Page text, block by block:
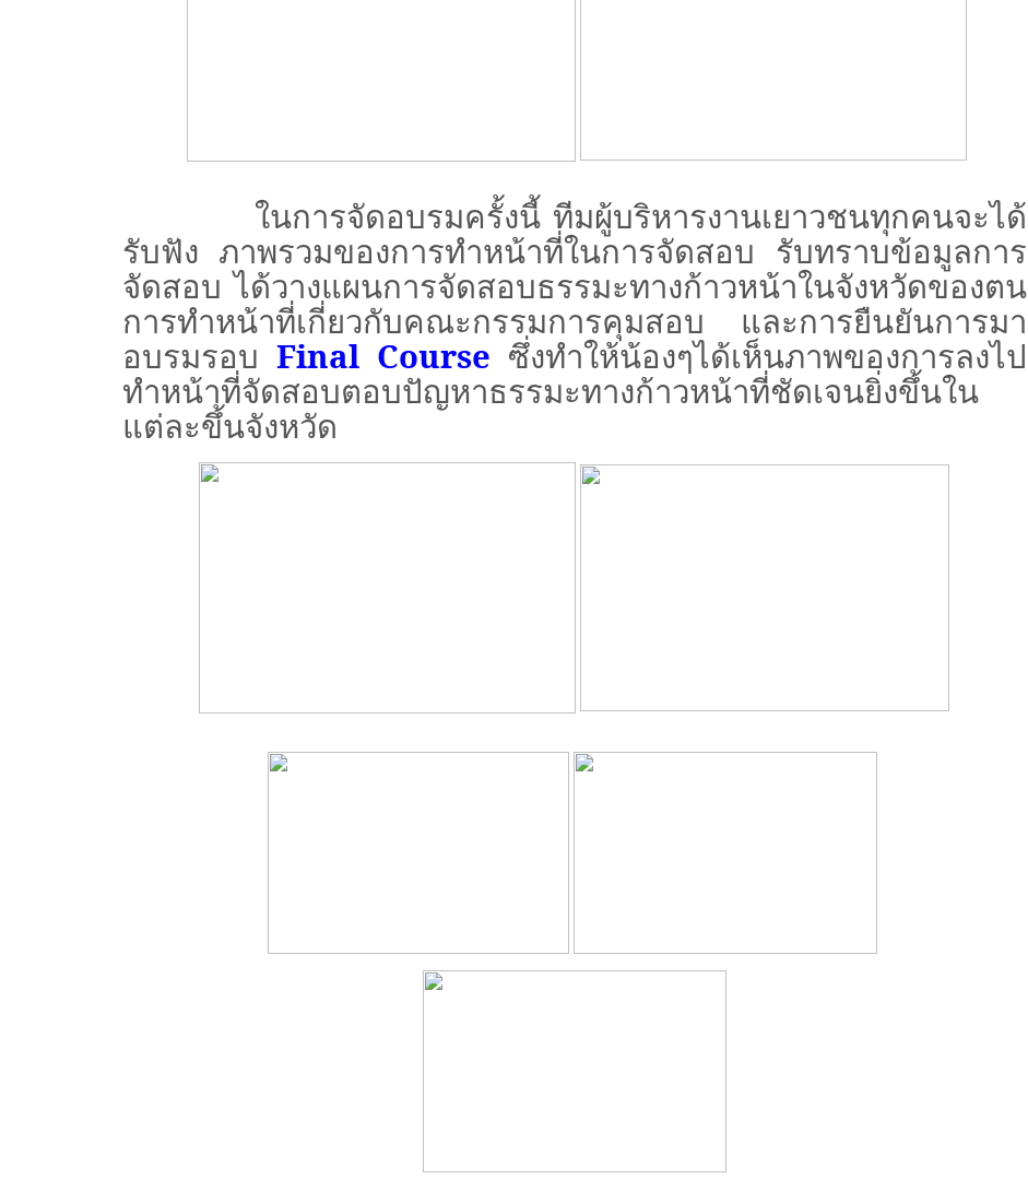
ในการจัดอบรมครั้งนี้ ทีมผู้บริหารงานเยาวชนทุกคนจะได้
รับฟัง ภาพรวมของการทำหน้าที่ในการจัดสอบ รับทราบข้อมูลการ
จัดสอบ ได้วางแผนการจัดสอบธรรมะทางก้าวหน้าในจังหวัดของตน
การทำหน้าที่เกี่ยวกับคณะกรรมการคุมสอบ และการยืนยันการมา
อบรมรอบ Final Course ซึ่งทำให้น้องๆได้เห็นภาพของการลงไป
ทำหน้าที่จัดสอบตอบปัญหาธรรมะทางก้าวหน้าที่ชัดเจนยิ่งขึ้นใน
แต่ละขึ้นจังหวัด